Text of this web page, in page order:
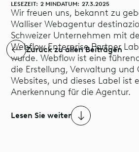
Zurück zu allen Beiträgen
LESEZEIT: 2 MINDATUM: 27.3.2025
Wir freuen uns, bekannt zu
Walliser Webagentur
Schweizer Unternehmen mit
Webflow Enterprise Partner
wurde. Webflow ist eine
die Erstellung, Verwaltung
Websites, und dieses Label ist
Anerkennung für die Agentur.
Lesen Sie weiter